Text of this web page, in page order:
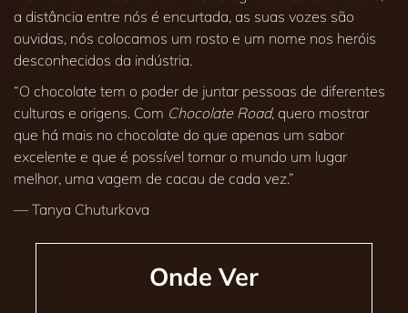
a distância entre nós é encurtada, as suas vozes são
ouvidas, nós colocamos um rosto e um nome nos heróis
desconhecidos da indústria.
“O chocolate tem o poder de juntar pessoas de diferentes
culturas e origens. Com Chocolate Road, quero mostrar
que há mais no chocolate do que apenas um sabor
excelente e que é possível tornar o mundo um lugar
melhor, uma vagem de cacau de cada vez.”
— Tanya Chuturkova
Onde Ver